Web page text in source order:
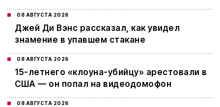
08 АВГУСТА 2026
Джей Ди Вэнс рассказал, как увидел
знамение в упавшем стакане
08 АВГУСТА 2026
15-летнего «клоуна-убийцу» арестовали в
США — он попал на видеодомофон
08 АВГУСТА 2026